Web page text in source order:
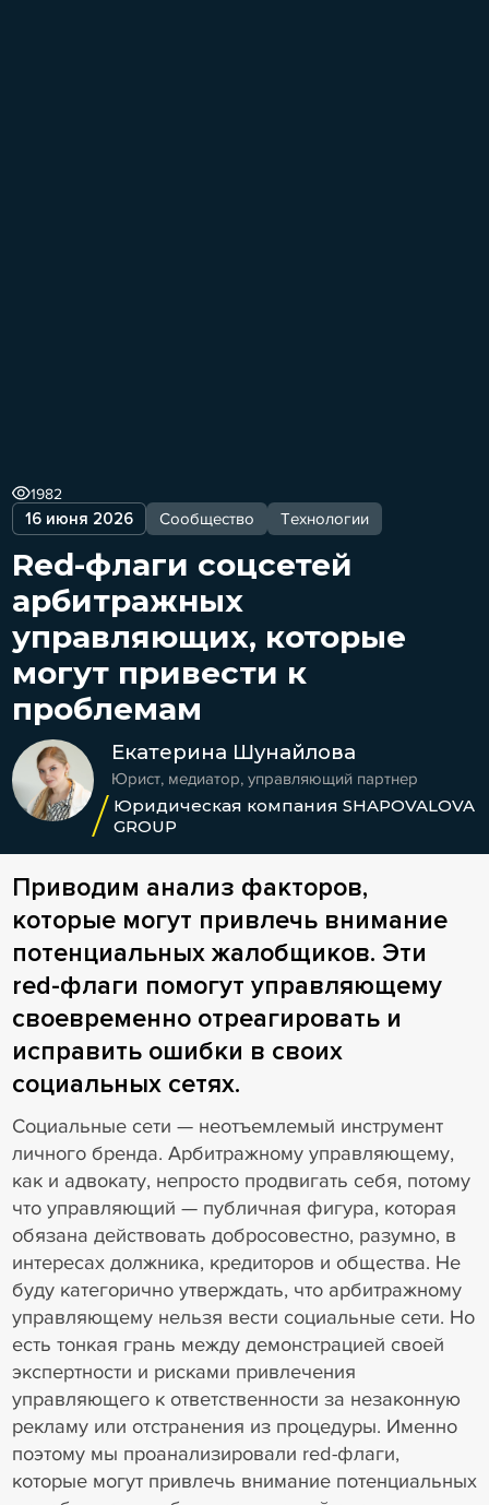
16 июня 2026 Сообщество Технологии
1982
Red-флаги соцсетей
арбитражных
управляющих, которые
могут привести к
проблемам
Екатерина Шунайлова
Юрист, медиатор, управляющий партнер
Юридическая компания SHAPOVALOVA
GROUP
Приводим анализ факторов,
которые могут привлечь внимание
потенциальных жалобщиков. Эти
red-флаги помогут управляющему
своевременно отреагировать и
исправить ошибки в своих
социальных сетях.
Социальные сети — неотъемлемый инструмент
личного бренда. Арбитражному управляющему,
как и адвокату, непросто продвигать себя, потому
что управляющий — публичная фигура, которая
обязана действовать добросовестно, разумно, в
интересах должника, кредиторов и общества. Не
буду категорично утверждать, что арбитражному
управляющему нельзя вести социальные сети. Но
есть тонкая грань между демонстрацией своей
экспертности и рисками привлечения
управляющего к ответственности за незаконную
рекламу или отстранения из процедуры. Именно
поэтому мы проанализировали red-флаги,
которые могут привлечь внимание потенциальных